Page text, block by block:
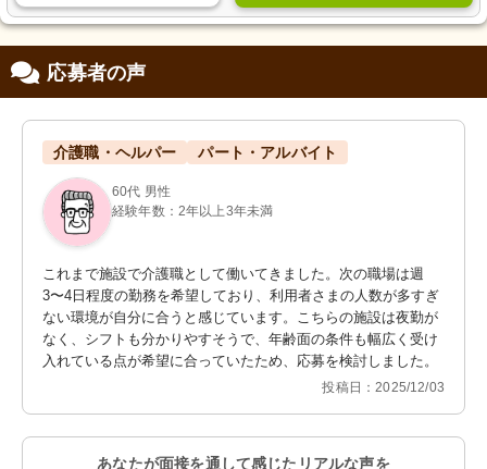
応募者の声
介護職・ヘルパー パート・アルバイト
60代 男性
経験年数：2年以上3年未満
これまで施設で介護職として働いてきました。次の職場は週
3〜4日程度の勤務を希望しており、利用者さまの人数が多すぎ
ない環境が自分に合うと感じています。こちらの施設は夜勤が
なく、シフトも分かりやすそうで、年齢面の条件も幅広く受け
入れている点が希望に合っていたため、応募を検討しました。
投稿日：2025/12/03
あなたが面接を通して感じたリアルな声を